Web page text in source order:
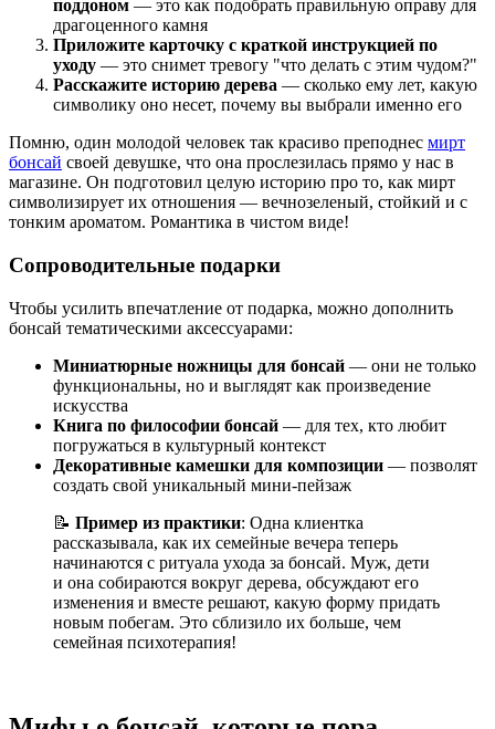
поддоном — это как подобрать правильную оправу для
драгоценного камня
Приложите карточку с краткой инструкцией по
уходу — это снимет тревогу "что делать с этим чудом?"
Расскажите историю дерева — сколько ему лет, какую
символику оно несет, почему вы выбрали именно его
Помню, один молодой человек так красиво преподнес мирт
бонсай своей девушке, что она прослезилась прямо у нас в
магазине. Он подготовил целую историю про то, как мирт
символизирует их отношения — вечнозеленый, стойкий и с
тонким ароматом. Романтика в чистом виде!
Сопроводительные подарки
Чтобы усилить впечатление от подарка, можно дополнить
бонсай тематическими аксессуарами:
Миниатюрные ножницы для бонсай — они не только
функциональны, но и выглядят как произведение
искусства
Книга по философии бонсай — для тех, кто любит
погружаться в культурный контекст
Декоративные камешки для композиции — позволят
создать свой уникальный мини-пейзаж
📝 Пример из практики: Одна клиентка
рассказывала, как их семейные вечера теперь
начинаются с ритуала ухода за бонсай. Муж, дети
и она собираются вокруг дерева, обсуждают его
изменения и вместе решают, какую форму придать
новым побегам. Это сблизило их больше, чем
семейная психотерапия!